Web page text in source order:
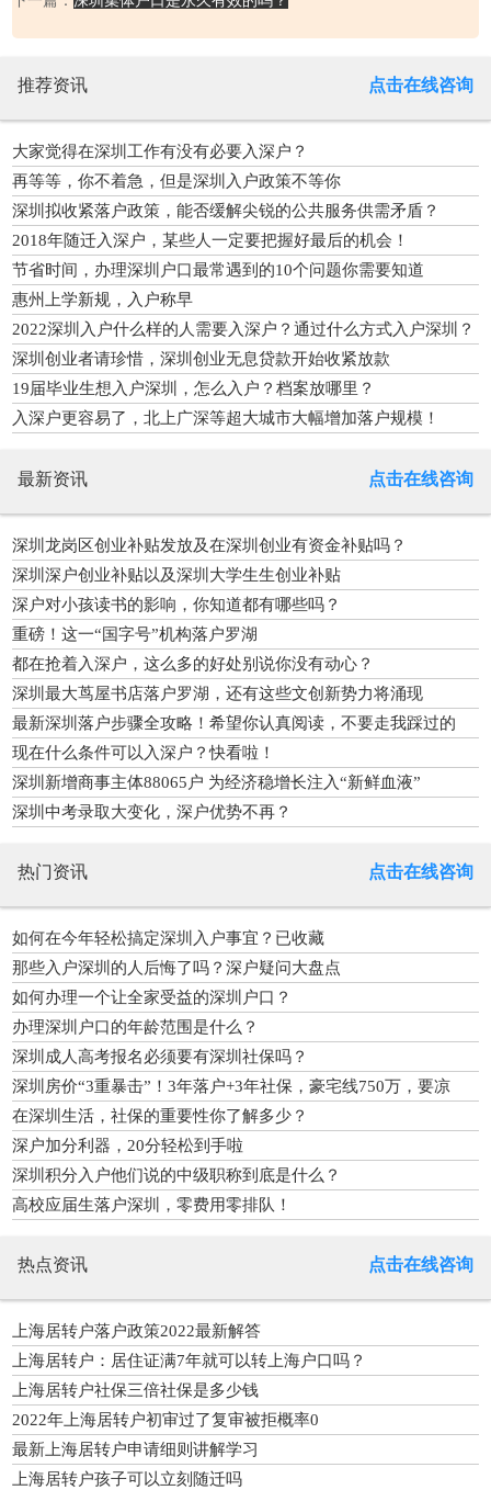
推荐资讯 点击在线咨询
大家觉得在深圳工作有没有必要入深户？
再等等，你不着急，但是深圳入户政策不等你
深圳拟收紧落户政策，能否缓解尖锐的公共服务供需矛盾？
2018年随迁入深户，某些人一定要把握好最后的机会！
节省时间，办理深圳户口最常遇到的10个问题你需要知道
惠州上学新规，入户称早
2022深圳入户什么样的人需要入深户？通过什么方式入户深圳？
深圳创业者请珍惜，深圳创业无息贷款开始收紧放款
19届毕业生想入户深圳，怎么入户？档案放哪里？
入深户更容易了，北上广深等超大城市大幅增加落户规模！
最新资讯 点击在线咨询
深圳龙岗区创业补贴发放及在深圳创业有资金补贴吗？
深圳深户创业补贴以及深圳大学生生创业补贴
深户对小孩读书的影响，你知道都有哪些吗？
重磅！这一“国字号”机构落户罗湖
都在抢着入深户，这么多的好处别说你没有动心？
深圳最大茑屋书店落户罗湖，还有这些文创新势力将涌现
最新深圳落户步骤全攻略！希望你认真阅读，不要走我踩过的
坑！
现在什么条件可以入深户？快看啦！
深圳新增商事主体88065户 为经济稳增长注入“新鲜血液”
深圳中考录取大变化，深户优势不再？
热门资讯 点击在线咨询
如何在今年轻松搞定深圳入户事宜？已收藏
那些入户深圳的人后悔了吗？深户疑问大盘点
如何办理一个让全家受益的深圳户口？
办理深圳户口的年龄范围是什么？
深圳成人高考报名必须要有深圳社保吗？
深圳房价“3重暴击”！3年落户+3年社保，豪宅线750万，要凉
凉？
在深圳生活，社保的重要性你了解多少？
深户加分利器，20分轻松到手啦
深圳积分入户他们说的中级职称到底是什么？
高校应届生落户深圳，零费用零排队！
热点资讯 点击在线咨询
上海居转户落户政策2022最新解答
上海居转户：居住证满7年就可以转上海户口吗？
上海居转户社保三倍社保是多少钱
2022年上海居转户初审过了复审被拒概率0
最新上海居转户申请细则讲解学习
上海居转户孩子可以立刻随迁吗